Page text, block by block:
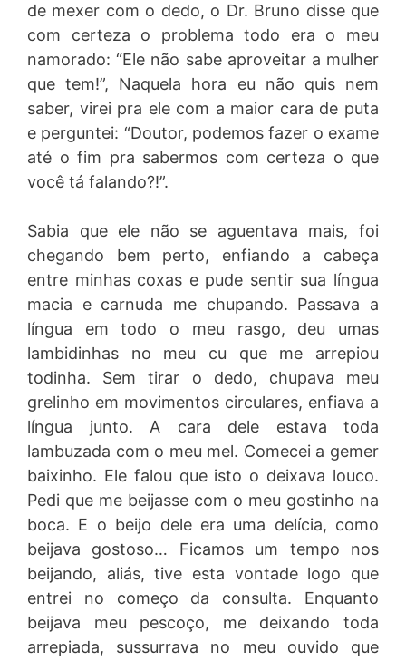
de mexer com o dedo, o Dr. Bruno disse que
com certeza o problema todo era o meu
namorado: “Ele não sabe aproveitar a mulher
que tem!”, Naquela hora eu não quis nem
saber, virei pra ele com a maior cara de puta
e perguntei: “Doutor, podemos fazer o exame
até o fim pra sabermos com certeza o que
você tá falando?!”.
Sabia que ele não se aguentava mais, foi
chegando bem perto, enfiando a cabeça
entre minhas coxas e pude sentir sua língua
macia e carnuda me chupando. Passava a
língua em todo o meu rasgo, deu umas
lambidinhas no meu cu que me arrepiou
todinha. Sem tirar o dedo, chupava meu
grelinho em movimentos circulares, enfiava a
língua junto. A cara dele estava toda
lambuzada com o meu mel. Comecei a gemer
baixinho. Ele falou que isto o deixava louco.
Pedi que me beijasse com o meu gostinho na
boca. E o beijo dele era uma delícia, como
beijava gostoso… Ficamos um tempo nos
beijando, aliás, tive esta vontade logo que
entrei no começo da consulta. Enquanto
beijava meu pescoço, me deixando toda
arrepiada, sussurrava no meu ouvido que